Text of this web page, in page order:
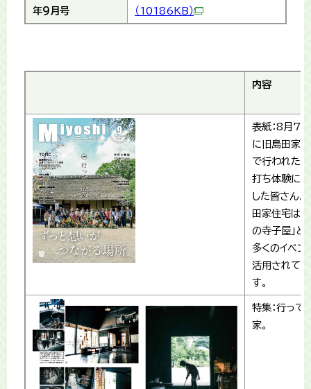
年9月号
（10186KB）
内容
表紙：8月7
に旧島田家
で行われた
打ち体験に
した皆さん。
田家住宅は「
の寺子屋」と
多くのイベン
活用されて
す。
特集：行って
家。